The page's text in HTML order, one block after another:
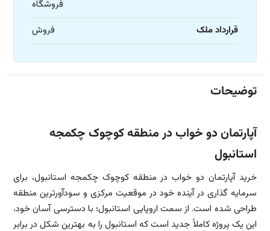
فروشگاه
قرارداد ملک
فروش
توضیحات
آپارتمان دو خواب در منطقه کوچوک چکمجه
استانبول
خرید آپارتمان دو خواب در منطقه کوچوک چکمجه استانبول، برای
سرمایه گذاری در آینده خود در موقعیت مرکزی و سودآورترین منطقه
طراحی شده است. از سمت اروپایی استانبول؛ با دسترسی آسان خود،
این یک پروژه کاملاً جدید است که استانبول را به بهترین شکل در برابر